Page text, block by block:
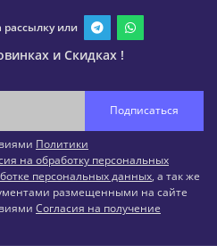
или
и Скидках !
Подписаться
Политики
на обработку персональных
персональных данных, а так же
размещенными на сайте
Согласия на получение